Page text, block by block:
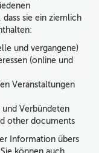
sie ein ziemlich
und vergangene)
(online und
Veranstaltungen
und Verbündeten
other documents
Information übers